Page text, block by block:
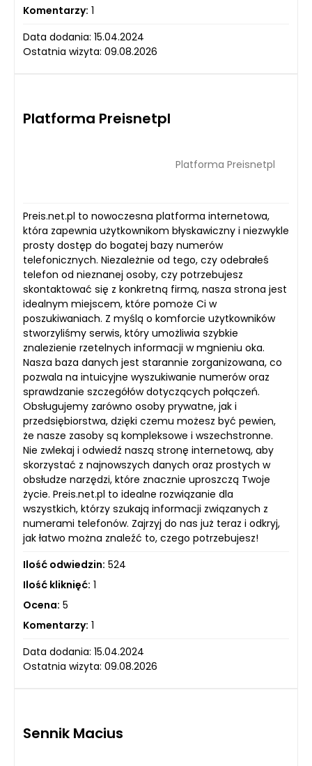
Komentarzy: 1
Data dodania: 15.04.2024
Ostatnia wizyta: 09.08.2026
Platforma Preisnetpl
Platforma Preisnetpl
Preis.net.pl to nowoczesna platforma internetowa,
która zapewnia użytkownikom błyskawiczny i niezwykle
prosty dostęp do bogatej bazy numerów
telefonicznych. Niezależnie od tego, czy odebrałeś
telefon od nieznanej osoby, czy potrzebujesz
skontaktować się z konkretną firmą, nasza strona jest
idealnym miejscem, które pomoże Ci w
poszukiwaniach. Z myślą o komforcie użytkowników
stworzyliśmy serwis, który umożliwia szybkie
znalezienie rzetelnych informacji w mgnieniu oka.
Nasza baza danych jest starannie zorganizowana, co
pozwala na intuicyjne wyszukiwanie numerów oraz
sprawdzanie szczegółów dotyczących połączeń.
Obsługujemy zarówno osoby prywatne, jak i
przedsiębiorstwa, dzięki czemu możesz być pewien,
że nasze zasoby są kompleksowe i wszechstronne.
Nie zwlekaj i odwiedź naszą stronę internetową, aby
skorzystać z najnowszych danych oraz prostych w
obsłudze narzędzi, które znacznie uproszczą Twoje
życie. Preis.net.pl to idealne rozwiązanie dla
wszystkich, którzy szukają informacji związanych z
numerami telefonów. Zajrzyj do nas już teraz i odkryj,
jak łatwo można znaleźć to, czego potrzebujesz!
Ilość odwiedzin: 524
Ilość kliknięć: 1
Ocena: 5
Komentarzy: 1
Data dodania: 15.04.2024
Ostatnia wizyta: 09.08.2026
Sennik Macius